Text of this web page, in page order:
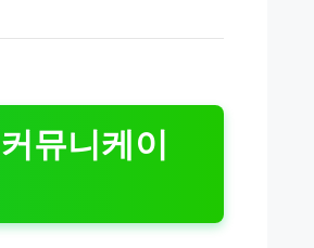
뮤니케이